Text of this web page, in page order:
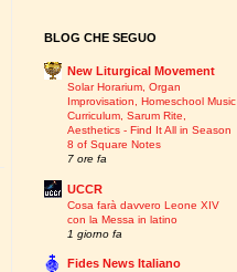
BLOG CHE SEGUO
New Liturgical Movement
Solar Horarium, Organ
Improvisation, Homeschool Music
Curriculum, Sarum Rite,
Aesthetics - Find It All in Season
8 of Square Notes
7 ore fa
UCCR
Cosa farà davvero Leone XIV
con la Messa in latino
1 giorno fa
Fides News Italiano